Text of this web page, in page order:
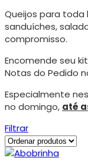
Queijos para toda
sanduíches,
compromisso.
Encomende seu
Notas do Pedido
Especialmente
no domingo, até
Filtrar